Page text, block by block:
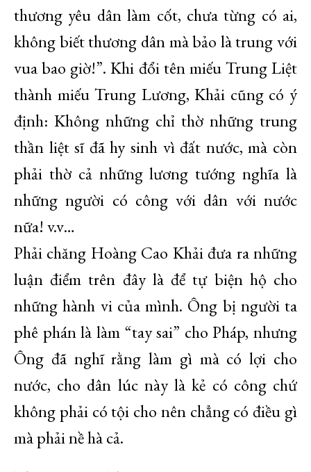
thương yêu dân làm cốt, chưa từng có ai,
không biết thương dân mà bảo là trung với
vua bao giờ!”. Khi đổi tên miếu Trung Liệt
thành miếu Trung Lương, Khải cũng có ý
định: Không những chỉ thờ những trung
thần liệt sĩ đã hy sinh vì đất nước, mà còn
phải thờ cả những lương tướng nghĩa là
những người có công với dân với nước
nữa! v.v…
Phải chăng Hoàng Cao Khải đưa ra những
luận điểm trên đây là để tự biện hộ cho
những hành vi của mình. Ông bị người ta
phê phán là làm “tay sai” cho Pháp, nhưng
Ông đã nghĩ rằng làm gì mà có lợi cho
nước, cho dân lúc này là kẻ có công chứ
không phải có tội cho nên chẳng có điều gì
mà phải nề hà cả.